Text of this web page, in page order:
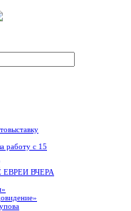
работу с 15
ЕВРЕИ ВЧЕРА